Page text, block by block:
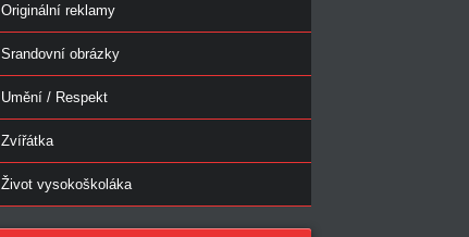
Originální reklamy
Srandovní obrázky
Umění / Respekt
Zvířátka
Život vysokoškoláka